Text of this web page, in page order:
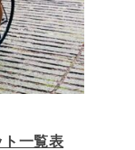
ト一覧表